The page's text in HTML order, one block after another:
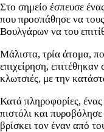
Στο σημείο έσπευσε
που προσπάθησε να
Βουλγάρων να του
Μάλιστα, τρία άτομα,
επιχείρηση,
κλωτσιές, με την
Κατά πληροφορίες,
πιστόλι και
βρίσκει τον έναν από